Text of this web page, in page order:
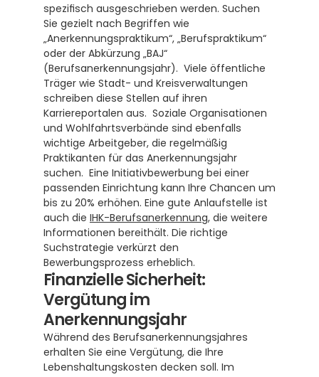
spezifisch ausgeschrieben werden. Suchen
Sie gezielt nach Begriffen wie
„Anerkennungspraktikum“, „Berufspraktikum“
oder der Abkürzung „BAJ“
(Berufsanerkennungsjahr).  Viele öffentliche
Träger wie Stadt- und Kreisverwaltungen
schreiben diese Stellen auf ihren
Karriereportalen aus.  Soziale Organisationen
und Wohlfahrtsverbände sind ebenfalls
wichtige Arbeitgeber, die regelmäßig
Praktikanten für das Anerkennungsjahr
suchen.  Eine Initiativbewerbung bei einer
passenden Einrichtung kann Ihre Chancen um
bis zu 20% erhöhen. Eine gute Anlaufstelle ist
auch die IHK-Berufsanerkennung, die weitere
Informationen bereithält. Die richtige
Suchstrategie verkürzt den
Bewerbungsprozess erheblich.
Finanzielle Sicherheit:
Vergütung im
Anerkennungsjahr
Während des Berufsanerkennungsjahres
erhalten Sie eine Vergütung, die Ihre
Lebenshaltungskosten decken soll. Im